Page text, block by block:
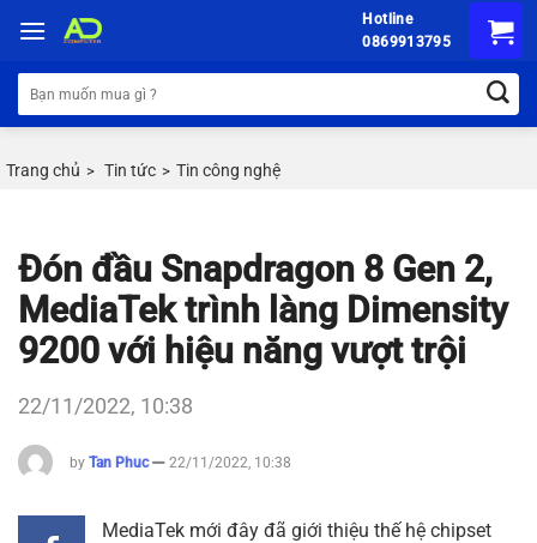
đến
nội
dung
Hotline
0869913795
Tìm
kiếm:
Trang chủ > Tin tức > Tin công nghệ
Đón đầu Snapdragon 8 Gen 2,
MediaTek trình làng Dimensity
9200 với hiệu năng vượt trội
22/11/2022, 10:38
by Tan Phuc 22/11/2022, 10:38
MediaTek mới đây đã giới thiệu thế hệ chipset